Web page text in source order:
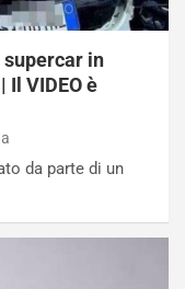
in
Il VIDEO è
da parte di un